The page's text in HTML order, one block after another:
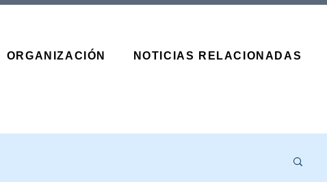
ORGANIZACIÓN NOTICIAS RELACIONADAS